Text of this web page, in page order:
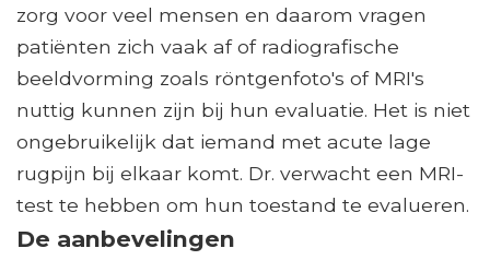
zorg voor veel mensen en daarom vragen
patiënten zich vaak af of radiografische
beeldvorming zoals röntgenfoto's of MRI's
nuttig kunnen zijn bij hun evaluatie. Het is niet
ongebruikelijk dat iemand met acute lage
rugpijn bij elkaar komt. Dr. verwacht een MRI-
test te hebben om hun toestand te evalueren.
De aanbevelingen